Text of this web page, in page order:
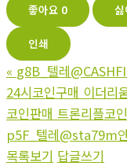
좋아요 0 싫
인쇄
« g8B_텔레
24시코인구매 이더리
코인판매 트론리플코
p5F_텔레@sta79m
목록보기 답글쓰기